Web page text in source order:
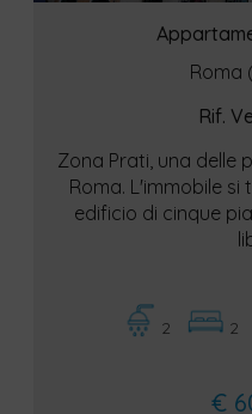
Roma
Rif.
Zona Prati, una delle
Roma. L'immobile
edificio di cinque
2 2
€